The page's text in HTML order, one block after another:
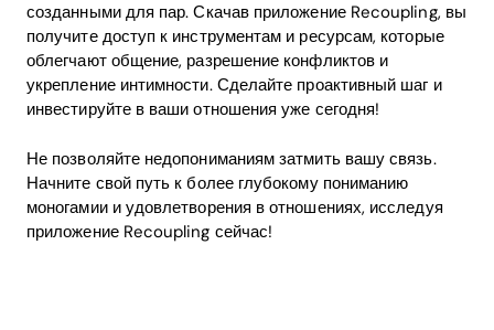
созданными для пар. Скачав приложение Recoupling, вы
получите доступ к инструментам и ресурсам, которые
облегчают общение, разрешение конфликтов и
укрепление интимности. Сделайте проактивный шаг и
инвестируйте в ваши отношения уже сегодня!
Не позволяйте недопониманиям затмить вашу связь.
Начните свой путь к более глубокому пониманию
моногамии и удовлетворения в отношениях, исследуя
приложение Recoupling сейчас!